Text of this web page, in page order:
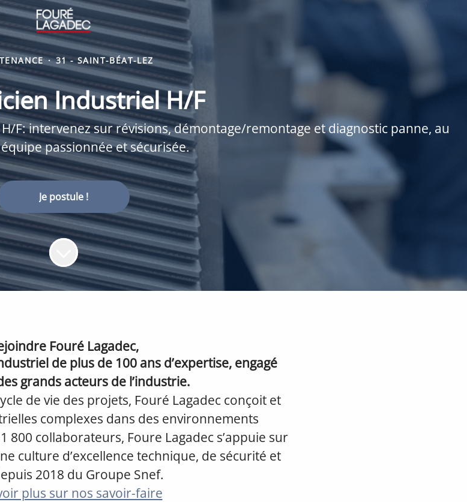
· 31 - SAINT-BÉAT-LEZ
Industriel H/F
F: intervenez sur révisions, démontage/remontage et diagnostic panne, au
passionnée et sécurisée.
Je postule !
Fouré Lagadec,
de plus de 100 ans d’expertise, engagé
grands acteurs de l’industrie.
de vie des projets, Fouré Lagadec conçoit et
complexes dans des environnements
800 collaborateurs, Foure Lagadec s’appuie sur
culture d’excellence technique, de sécurité et
2018 du Groupe Snef.
plus sur nos savoir-faire